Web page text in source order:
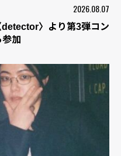
2026.08.07
〉より第3弾コン
加